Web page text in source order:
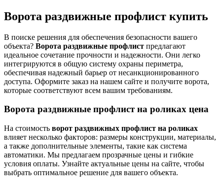
Ворота раздвижные профлист купить
В поиске решения для обеспечения безопасности вашего
объекта? Ворота раздвижные профлист предлагают
идеальное сочетание прочности и надежности. Они легко
интегрируются в общую систему охраны периметра,
обеспечивая надежный барьер от несанкционированного
доступа. Оформите заказ на нашем сайте и получите ворота,
которые соответствуют всем вашим требованиям.
Ворота раздвижные профлист на роликах цена
На стоимость ворот раздвижных профлист на роликах
влияет несколько факторов: размеры конструкции, материалы,
а также дополнительные элементы, такие как система
автоматики. Мы предлагаем прозрачные цены и гибкие
условия оплаты. Узнайте актуальные цены на сайте, чтобы
выбрать оптимальное решение для вашего объекта.